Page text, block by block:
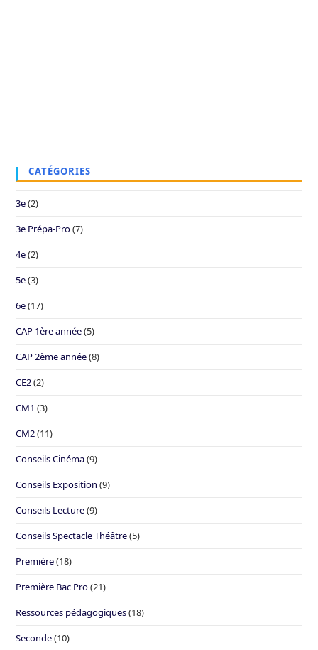
CATÉGORIES
3e(2)
3e Prépa-Pro(7)
4e(2)
5e(3)
6e(17)
CAP 1ère année(5)
CAP 2ème année(8)
CE2(2)
CM1 (3)
CM2(11)
Conseils Cinéma(9)
Conseils Exposition (9)
Conseils Lecture(9)
Conseils Spectacle Théâtre(5)
Première(18)
Première Bac Pro(21)
Ressources pédagogiques(18)
Seconde(10)